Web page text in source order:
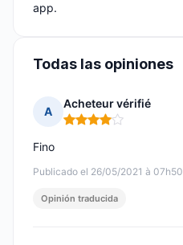
app.
Todas las opiniones
A
Acheteur vérifié
Nota: 4 de 5
Publicado el 26/05/2021 à 07h50
Fino
Opinión traducida